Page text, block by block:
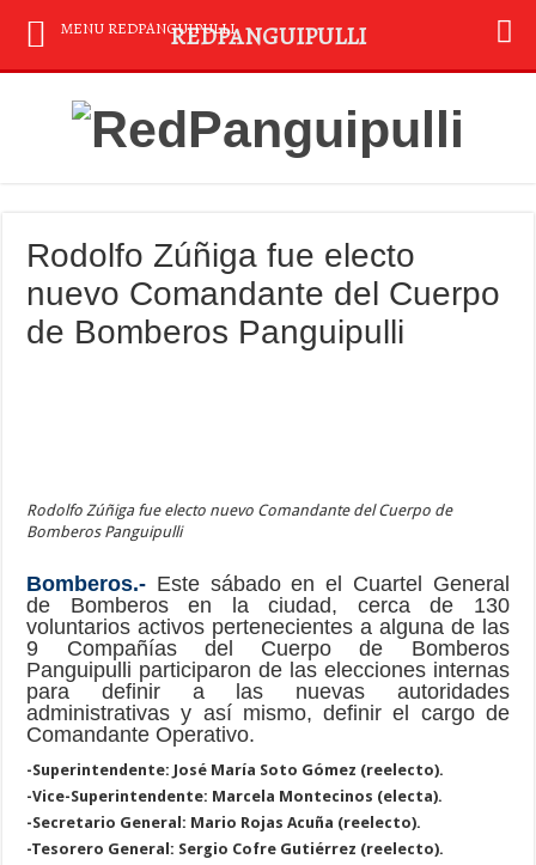
Rodolfo Zúñiga fue electo
nuevo Comandante del Cuerpo
de Bomberos Panguipulli
Rodolfo Zúñiga fue electo nuevo Comandante del Cuerpo de
Bomberos Panguipulli
Bomberos.- Este sábado en el Cuartel General
de Bomberos en la ciudad, cerca de 130
voluntarios activos pertenecientes a alguna de las
9 Compañías del Cuerpo de Bomberos
Panguipulli participaron de las elecciones internas
para definir a las nuevas autoridades
administrativas y así mismo, definir el cargo de
Comandante Operativo.
-Superintendente: José María Soto Gómez (reelecto).
-Vice-Superintendente: Marcela Montecinos (electa).
-Secretario General: Mario Rojas Acuña (reelecto).
-Tesorero General: Sergio Cofre Gutiérrez (reelecto).
MENU REDPANGUIPULLIREDPANGUIPULLI